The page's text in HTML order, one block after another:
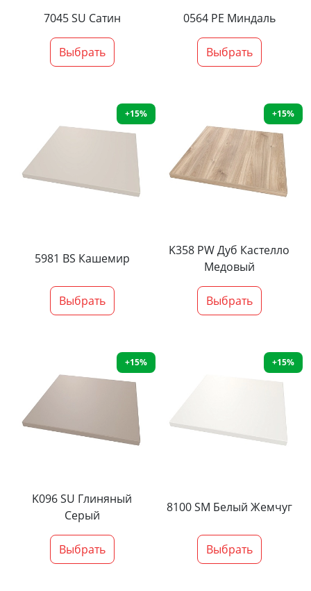
7045 SU Сатин
Выбрать
0564 PE Миндаль
Выбрать
+15%
5981 BS Кашемир
Выбрать
+15%
K358 PW Дуб Кастелло
Медовый
Выбрать
+15%
K096 SU Глиняный
Серый
Выбрать
+15%
8100 SM Белый Жемчуг
Выбрать